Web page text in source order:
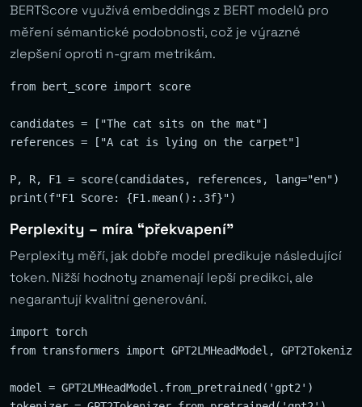
BERTScore využívá embeddings z BERT modelů pro
měření sémantické podobnosti, což je výrazné
zlepšení oproti n-gram metrikám.
from bert_score import score
candidates = ["The cat sits on the mat"]
references = ["A cat is lying on the carpet"]
P, R, F1 = score(candidates, references, lang="en")
Perplexity – míra “překvapení”
Perplexity měří, jak dobře model predikuje následující
token. Nižší hodnoty znamenají lepší predikci, ale
negarantují kvalitní generování.
import torch
from transformers import GPT2LMHeadModel,
model = GPT2LMHeadModel.from_pretrained('gpt2')